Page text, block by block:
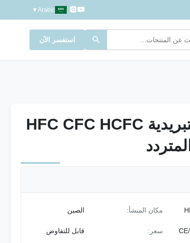
Arabic
▼
استفسر الآن
آلة استرداد المواد التبريدية HFC CFC HCFC
آلة استرداد المواد التبريدية HFC CFC HCFC
مكان المنشأ: الصين
سعر: قابل للتفاوض